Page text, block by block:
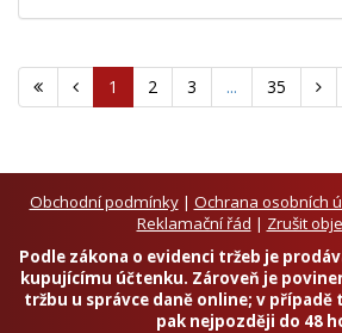
1 2 3 ... 35
Obchodní podmínky| Ochrana osobních
Reklamační řád | Zrušit
Podle zákona o evidenci tržeb je
kupujícímu účtenku. Zároveň je
tržbu u správce daně online; v případě
pak nejpozději do 48